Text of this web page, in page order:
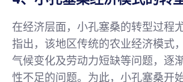
在经济层面，小孔塞桑的转型过程
指出，该地区传统的农业经济模式
气候变化及劳动力短缺等问题，逐
性不足的问题。为此，小孔塞桑开